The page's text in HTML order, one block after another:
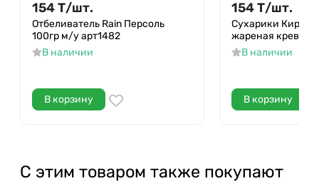
154Т/шт.
Отбеливатель Rain Персоль
100гр м/у арт1482
В наличии
В корзину
154Т/шт.
Сухарики
жареная
В наличии
В корзину
С этим товаром также покупают